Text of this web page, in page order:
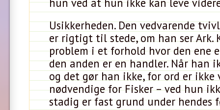
Usikkerheden. Den vedvarende
er rigtigt til stede, om han ser Ark.
problem i et forhold hvor den ene
den anden er en handler. Når han
og det gør han ikke, for ord er
nødvendige for Fisker – ved hun
stadig er fast grund under hendes